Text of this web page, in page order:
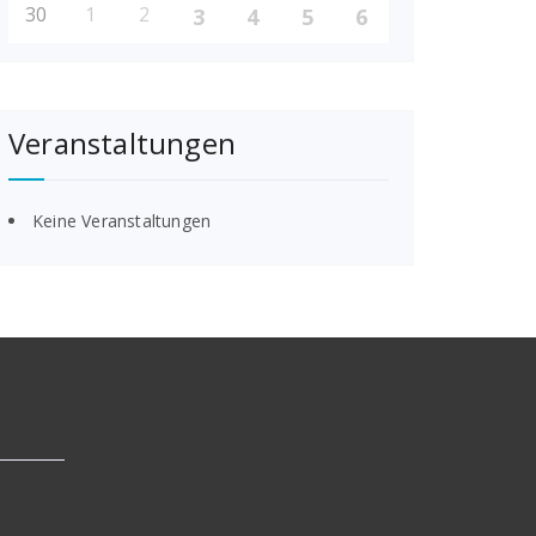
30 1 2 3 4 5 6
Veranstaltungen
Keine Veranstaltungen